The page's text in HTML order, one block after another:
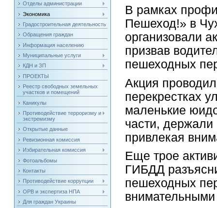
Отделы администрации
Экономика
Градостроительная деятельность
Обращения граждан
Информация населению
Муниципальные услуги
КДН и ЗП
ПРОЕКТЫ
Реестр свободных земельных
участков и помещений
Каникулы
Противодействие терроризму и
экстремизму
Открытые данные
Ревизионная комиссия
Избирательная комиссия
Фотоальбомы
Контакты
Противодействие коррупции
ОРВ и экспертиза НПА
Для граждан Украины
В рамках
Пешеход!» в
организовали
призвав
пешеходных
Акция
перекрестках
маленькие
части, держали
привлекая
Еще трое
ГИБДД
пешеходных